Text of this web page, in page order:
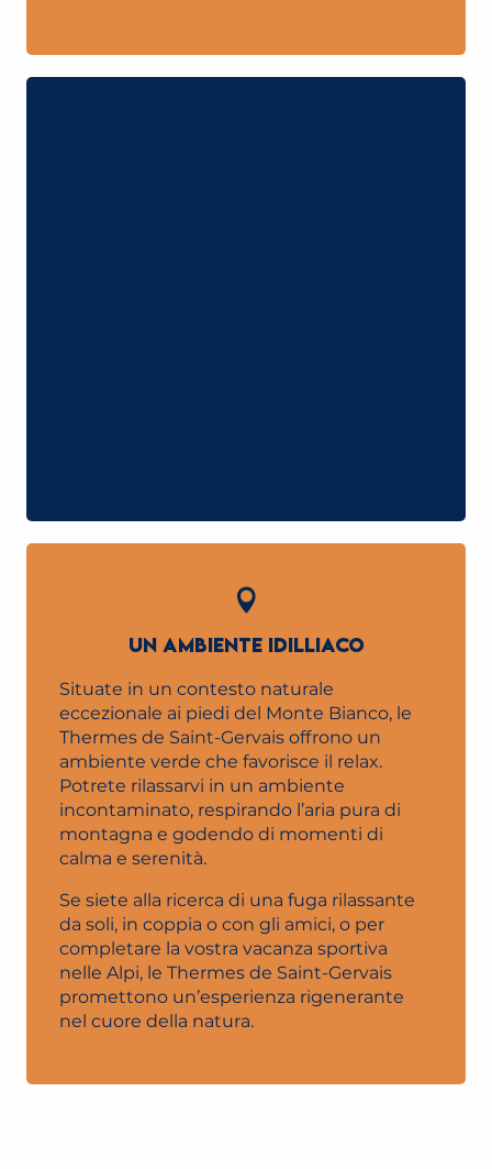
UN AMBIENTE IDILLIACO
Situate in un contesto naturale
eccezionale ai piedi del Monte Bianco, le
Thermes de Saint-Gervais offrono un
ambiente verde che favorisce il relax.
Potrete rilassarvi in un ambiente
incontaminato, respirando l’aria pura di
montagna e godendo di momenti di
calma e serenità.
Se siete alla ricerca di una fuga rilassante
da soli, in coppia o con gli amici, o per
completare la vostra vacanza sportiva
nelle Alpi, le Thermes de Saint-Gervais
promettono un’esperienza rigenerante
nel cuore della natura.